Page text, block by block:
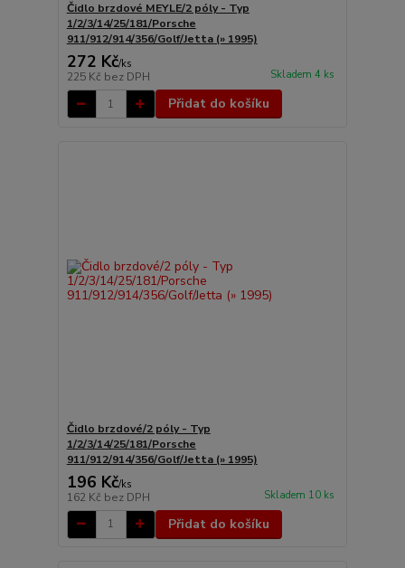
Čidlo brzdové MEYLE/2 póly - Typ
1/2/3/14/25/181/Porsche
911/912/914/356/Golf/Jetta (» 1995)
272 Kč/ks
225 Kč bez DPH Skladem 4 ks
Přidat do košíku
Čidlo brzdové/2 póly - Typ
1/2/3/14/25/181/Porsche
911/912/914/356/Golf/Jetta (» 1995)
196 Kč/ks
162 Kč bez DPH Skladem 10 ks
Přidat do košíku